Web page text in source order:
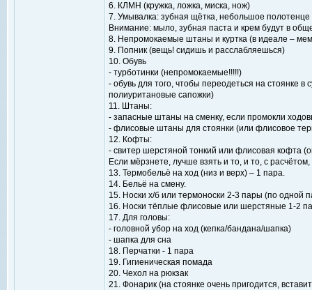
6. КЛМН (кружка, ложка, миска, нож)
7. Умывалка: зубная щётка, небольшое
Внимание: мыло, зубная паста и крем будут в
8. Непромокаемые штаны и куртка (в идеале –
9. Попник (вещь! сидишь и расслабляешься)
10. Обувь
- турботинки (непромокаемые!!!!!)
- обувь для того, чтобы переодеться на стоянке в
полиуритановые сапожки)
11. Штаны:
- запасные штаны на сменку, если промокли
- флисовые штаны для стоянки (или флисовое
12. Кофты:
- свитер шерстяной тонкий или флисовая кофта
Если мёрзнете, лучше взять и то, и то, с
13. Термобельё на ход (низ и верх) – 1 пара.
14. Бельё на смену.
15. Носки х/б или термоноски 2-3 пары (по одной
16. Носки тёплые флисовые или шерстяные 1-2
17. Для головы:
- головной убор на ход (кепка/бандана/шапка)
- шапка для сна
18. Перчатки - 1 пара
19. Гигиеническая помада
20. Чехол на рюкзак
21. Фонарик (на стоянке очень пригодится,